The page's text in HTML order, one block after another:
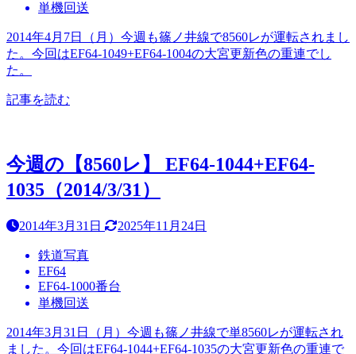
単機回送
2014年4月7日（月）今週も篠ノ井線で8560レが運転されまし
た。今回はEF64-1049+EF64-1004の大宮更新色の重連でし
た。
記事を読む
今週の【8560レ】 EF64-1044+EF64-
1035（2014/3/31）
2014年3月31日 2025年11月24日
鉄道写真
EF64
EF64-1000番台
単機回送
2014年3月31日（月）今週も篠ノ井線で単8560レが運転され
ました。今回はEF64-1044+EF64-1035の大宮更新色の重連で